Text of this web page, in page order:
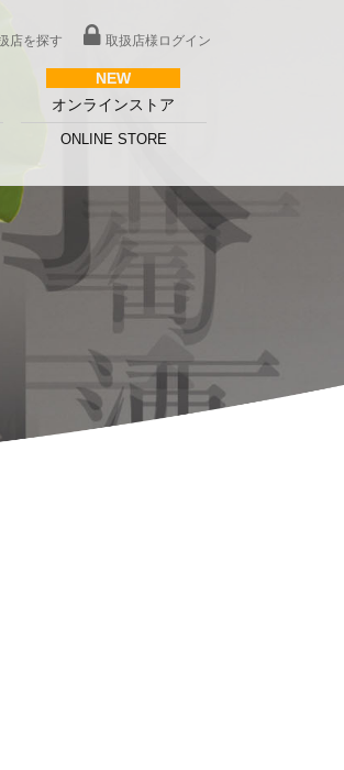
店を探す 取扱店様ログイン
オンラインストア
ONLINE STORE